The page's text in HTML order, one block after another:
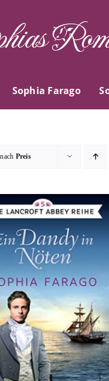
Sophia Farago
Preis